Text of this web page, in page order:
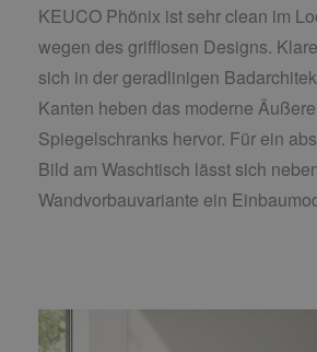
KEUCO Phönix ist sehr clean im
wegen des grifflosen Designs.
sich in der geradlinigen
Kanten heben das moderne
Spiegelschranks hervor. Für ein
Bild am Waschtisch lässt sich
Wandvorbauvariante ein